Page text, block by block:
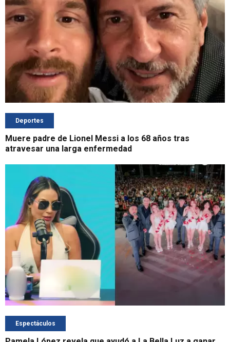
Deportes
Muere padre de Lionel Messi a los 68 años tras
atravesar una larga enfermedad
Espectáculos